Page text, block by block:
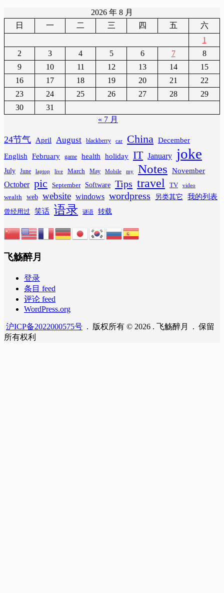
2026 年 8 月
日
一 二 三 四 五
六
1
2
3 4 5 6 7
8
9
10 11 12 13 14
15
16
17 18 19 20 21
22
23
24 25 26 27 28
29
30
31
« 7 月
24节气 April August blackberry car China
December
English
February game health holiday IT January joke
July June laptop live March May Mobile my Notes November
October pic September Software Tips travel TV video
wealth web website windows wordpress 另类其它 我的列表
曾经用过 笑话 语录 谜语 转载
飞觞醉月
登录
条目 feed
评论 feed
WordPress.org
沪ICP备2022000575号 . 版权所有 © 2026 . 飞觞醉月 . 保留
所有权利